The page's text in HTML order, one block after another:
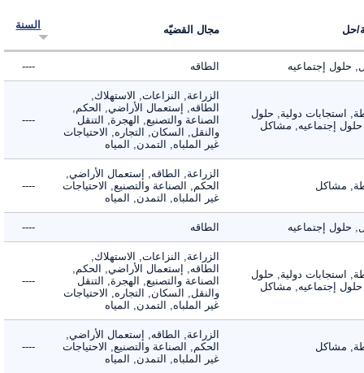
مجال القضيّه السنة
إجتماعيه الطاقه ----
استجابات دولية, حلول
إجتماعيه, مشاكل
الزراعة, النزاعات, الاستهلاك,
الطاقه, إستعمال الأراضي, الحكم,
الصناعة والتصنيع, الهجرة, التنقل
والنقل, السكان, التجاره, الاحتياجات
غير الملباه, التمدن, المياه
----
مشاكل
الزراعة, الطاقه, إستعمال الأراضي,
الحكم, الصناعة والتصنيع, الاحتياجات
غير الملباه, التمدن, المياه
----
إجتماعيه الطاقه ----
استجابات دولية, حلول
إجتماعيه, مشاكل
الزراعة, النزاعات, الاستهلاك,
الطاقه, إستعمال الأراضي, الحكم,
الصناعة والتصنيع, الهجرة, التنقل
والنقل, السكان, التجاره, الاحتياجات
غير الملباه, التمدن, المياه
----
مشاكل
الزراعة, الطاقه, إستعمال الأراضي,
الحكم, الصناعة والتصنيع, الاحتياجات
غير الملباه, التمدن, المياه
----